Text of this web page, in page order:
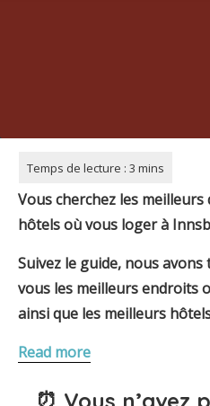
Vous cherchez les
hôtels où vous loger à
Suivez le guide, nous
vous les meilleurs endroits
ainsi que les meilleurs
Read more
⏰ Vous n’avez